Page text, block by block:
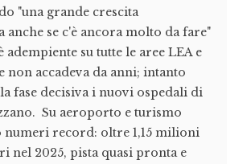
"una grande crescita
anche se c'è ancora molto da fare"
adempiente su tutte le aree LEA e
non accadeva da anni; intanto
fase decisiva i nuovi ospedali di
Su aeroporto e turismo
record: oltre 1,15 milioni
nel 2025, pista quasi pronta e